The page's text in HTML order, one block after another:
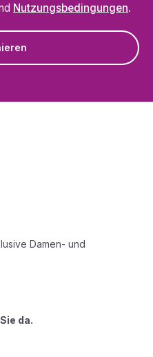
Nutzungsbedingungen.
Damen- und
da.